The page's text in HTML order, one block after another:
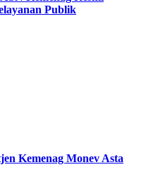
Publik
Kemenag Monev Asta